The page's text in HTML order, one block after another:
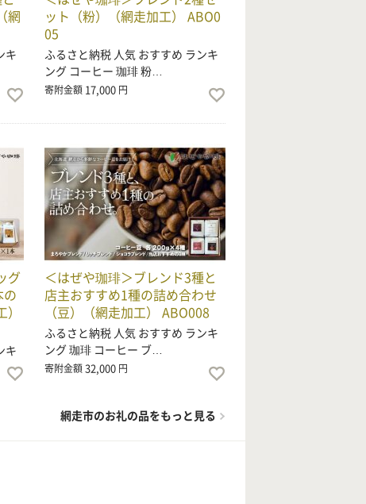
網
キ
ット（粉）（網走加工） ABO0
05
ふるさと納税 人気 おすすめ ランキ
ング コーヒー 珈琲 粉…
寄附金額 17,000 円
グ
キ
＜はぜや珈琲＞ブレンド3種と
店主おすすめ1種の詰め合わせ
（豆）（網走加工） ABO008
ふるさと納税 人気 おすすめ ランキ
ング 珈琲 コーヒー ブ…
寄附金額32,000 円
網走市のお礼の品をもっと見る